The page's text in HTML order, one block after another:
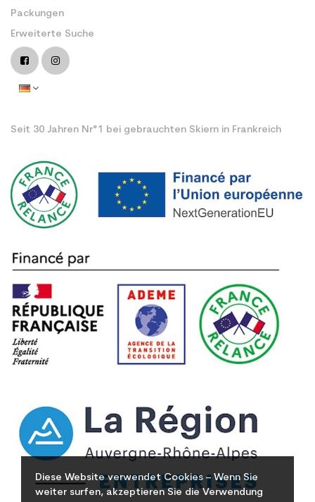
Diese Website verwendet Cookies – Wenn Sie
weiter surfen, akzeptieren Sie die Verwendung
Packungen
Erweiterte Suche
Seit 30 Jahren Nr°1 bei gebrauchten Skiern in Frankreich